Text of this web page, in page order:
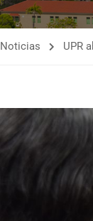
Noticias UPR